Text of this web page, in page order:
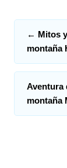
← Mitos
montaña
Aventura
montaña